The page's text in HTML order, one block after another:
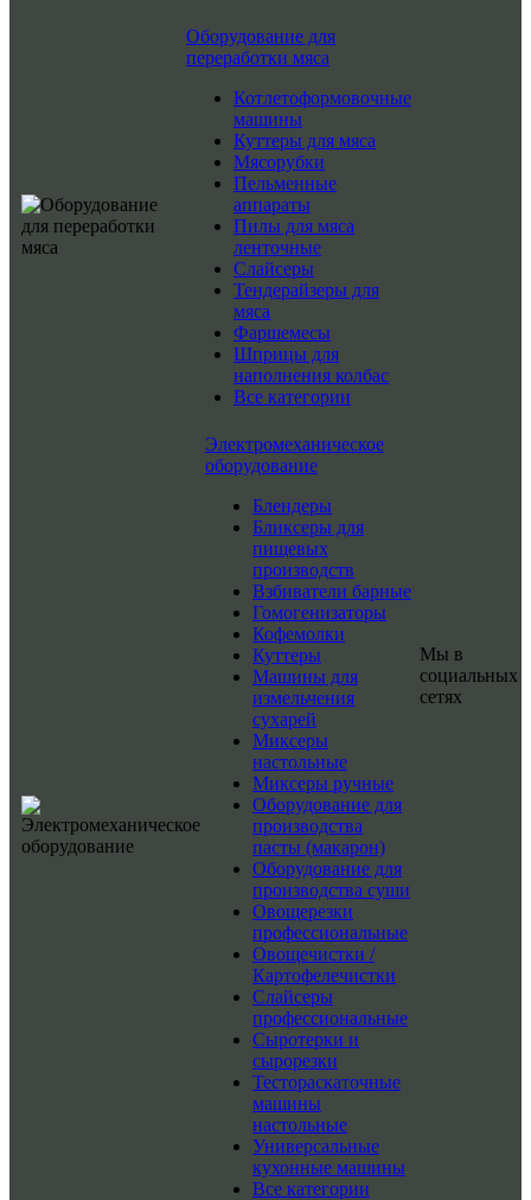
Оборудование для
переработки мяса
Котлетоформовочные
машины
Куттеры для мяса
Мясорубки
Пельменные
аппараты
Пилы для мяса
ленточные
Слайсеры
Тендерайзеры для
мяса
Фаршемесы
Шприцы для
наполнения колбас
Все категории
Электромеханическое
оборудование
Блендеры
Бликсеры для
пищевых
производств
Взбиватели барные
Гомогенизаторы
Кофемолки
Куттеры
Машины для
измельчения
сухарей
Миксеры
настольные
Миксеры ручные
Оборудование для
производства
пасты (макарон)
Оборудование для
производства суши
Овощерезки
профессиональные
Овощечистки /
Картофелечистки
Слайсеры
профессиональные
Сыротерки и
сырорезки
Тестораскаточные
машины
настольные
Универсальные
кухонные машины
Все категории
Мы в
социальных
сетях